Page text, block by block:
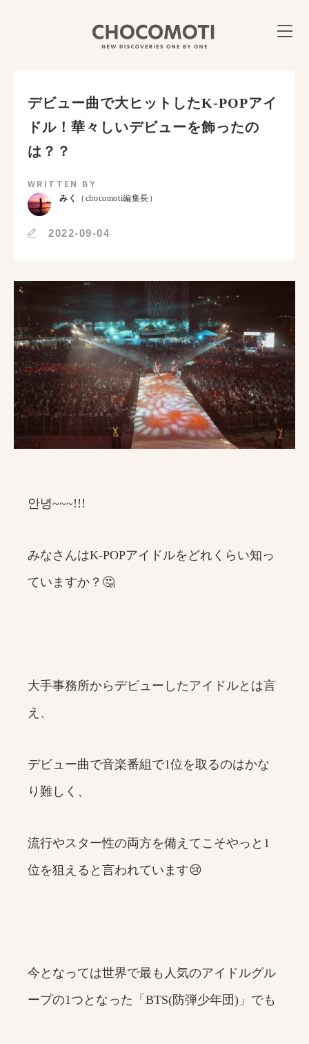
デビュー曲で大ヒットしたK-POPアイ
ドル！華々しいデビューを飾ったの
は？？
WRITTEN BY
みく （chocomoti編集長）
2022-09-04
안녕~~~!!!
みなさんはK-POPアイドルをどれくらい知っ
ていますか？🤔
大手事務所からデビューしたアイドルとは言
え、
デビュー曲で音楽番組で1位を取るのはかな
り難しく、
流行やスター性の両方を備えてこそやっと1
位を狙えると言われています😢
今となっては世界で最も人気のアイドルグル
ープの1つとなった「BTS(防弾少年団)」でも